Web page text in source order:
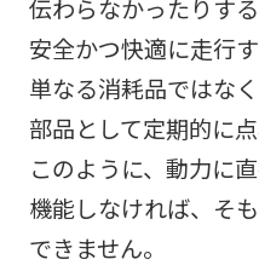
伝わらなかったりす
安全かつ快適に走行
単なる消耗品ではな
部品として定期的に
このように、動力に
機能しなければ、そ
できません。